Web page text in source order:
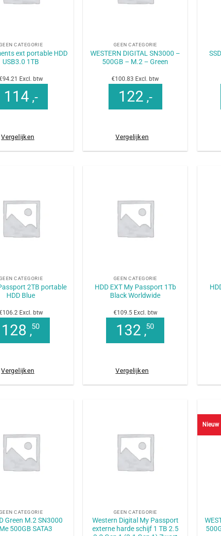
CATEGORIE
ext portable HDD
USB3.0 1TB
Excl. btw
114,-
Vergelijken
GEEN CATEGORIE
WESTERN DIGITAL SN3000 –
500GB – M.2 – Green
€100.83 Excl. btw
122 ,-
Vergelijken
CATEGORIE
2TB portable
HDD Blue
Excl. btw
128 ,50
Vergelijken
GEEN CATEGORIE
HDD EXT My Passport 1Tb
Black Worldwide
€109.5 Excl. btw
132 ,50
Vergelijken
CATEGORIE
Green M.2 SN3000
500GB SATA3
GEEN CATEGORIE
Western Digital My Passport
externe harde schijf 1 TB 2.5
Nieuw